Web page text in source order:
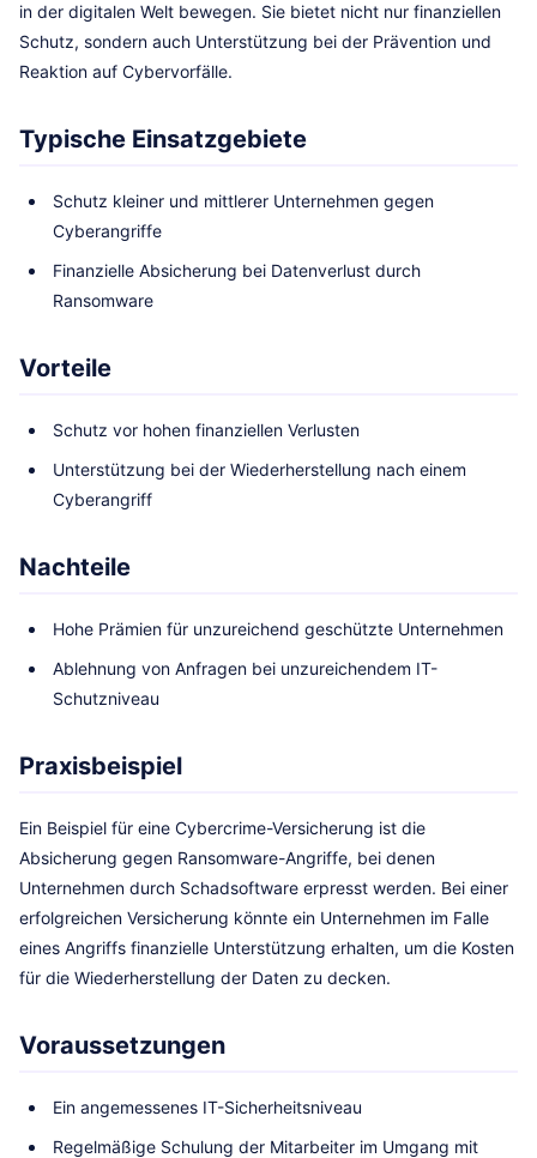
in der digitalen Welt bewegen. Sie bietet nicht nur finanziellen
Schutz, sondern auch Unterstützung bei der Prävention und
Reaktion auf Cybervorfälle.
Typische Einsatzgebiete
Schutz kleiner und mittlerer Unternehmen gegen
Cyberangriffe
Finanzielle Absicherung bei Datenverlust durch
Ransomware
Vorteile
Schutz vor hohen finanziellen Verlusten
Unterstützung bei der Wiederherstellung nach einem
Cyberangriff
Nachteile
Hohe Prämien für unzureichend geschützte Unternehmen
Ablehnung von Anfragen bei unzureichendem IT-
Schutzniveau
Praxisbeispiel
Ein Beispiel für eine Cybercrime-Versicherung ist die
Absicherung gegen Ransomware-Angriffe, bei denen
Unternehmen durch Schadsoftware erpresst werden. Bei einer
erfolgreichen Versicherung könnte ein Unternehmen im Falle
eines Angriffs finanzielle Unterstützung erhalten, um die Kosten
für die Wiederherstellung der Daten zu decken.
Voraussetzungen
Ein angemessenes IT-Sicherheitsniveau
Regelmäßige Schulung der Mitarbeiter im Umgang mit